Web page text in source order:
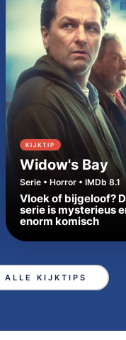
KIJKTIP
Widow's Bay
Serie • Horror • IMDb 8.1
Vloek of bijgeloof?
serie is mysterieus
enorm komisch
ALLE KIJKTIPS